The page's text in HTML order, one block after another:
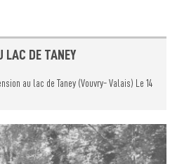
LAC DE TANEY
au lac de Taney (Vouvry- Valais) Le 14